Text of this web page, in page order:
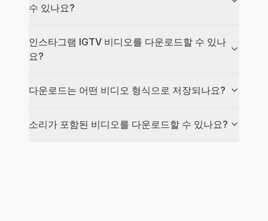
수 있나요?
인스타그램 IGTV 비디오를 다운로드할 수 있나
요?
다운로드는 어떤 비디오 형식으로 저장되나요?
소리가 포함된 비디오를 다운로드할 수 있나요?